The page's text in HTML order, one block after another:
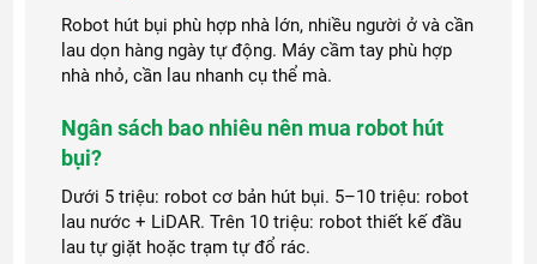
Robot hút bụi phù hợp nhà lớn, nhiều người ở và cần
lau dọn hàng ngày tự động. Máy cầm tay phù hợp
nhà nhỏ, cần lau nhanh cụ thể mà.
Ngân sách bao nhiêu nên mua robot hút
bụi?
Dưới 5 triệu: robot cơ bản hút bụi. 5–10 triệu: robot
lau nước + LiDAR. Trên 10 triệu: robot thiết kế đầu
lau tự giặt hoặc trạm tự đổ rác.